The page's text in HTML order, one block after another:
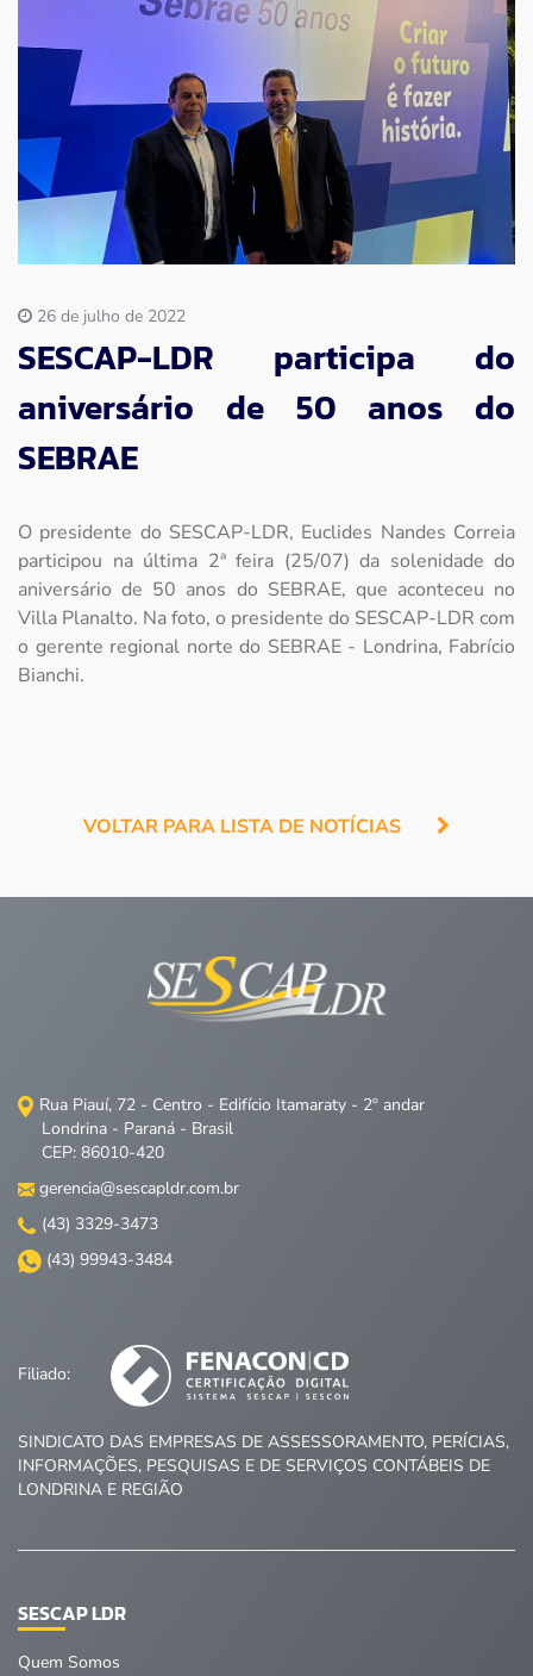
Imprensa
Contato
26 de julho de 2022
SESCAP-LDR participa do
aniversário de 50 anos do
SEBRAE
O presidente do SESCAP-LDR, Euclides Nandes Correia
participou na última 2ª feira (25/07) da solenidade do
aniversário de 50 anos do SEBRAE, que aconteceu no
Villa Planalto. Na foto, o presidente do SESCAP-LDR com
o gerente regional norte do SEBRAE - Londrina, Fabrício
Bianchi.
VOLTAR PARA LISTA DE NOTÍCIAS
Rua Piauí, 72 - Centro - Edifício Itamaraty - 2º andar
Londrina - Paraná - Brasil
CEP: 86010-420
gerencia@sescapldr.com.br
(43) 3329-3473
(43) 99943-3484
Filiado:
SINDICATO DAS EMPRESAS DE ASSESSORAMENTO, PERÍCIAS,
INFORMAÇÕES, PESQUISAS E DE SERVIÇOS CONTÁBEIS DE
LONDRINA E REGIÃO
SESCAP LDR
Quem Somos